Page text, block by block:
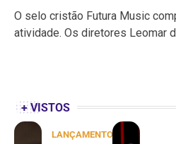
O selo cristão Futura Music
atividade. Os diretores Leomar
+ VISTOS
LANÇAMENTOS